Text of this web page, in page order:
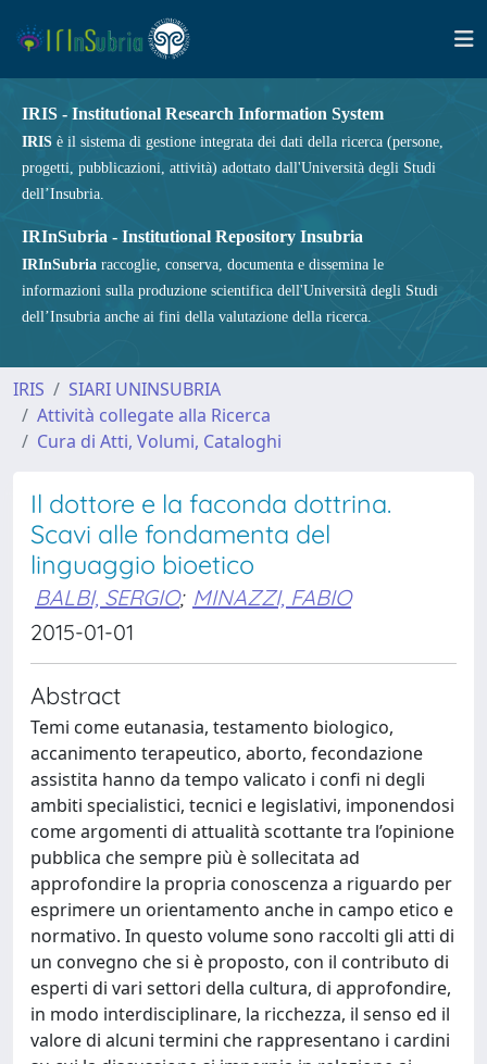
IRIS - Institutional Research Information System
IRIS è il sistema di gestione integrata dei dati della ricerca (persone,
progetti, pubblicazioni, attività) adottato dall'Università degli Studi
dell’Insubria.
IRInSubria - Institutional Repository Insubria
IRInSubria raccoglie, conserva, documenta e dissemina le
informazioni sulla produzione scientifica dell'Università degli Studi
dell’Insubria anche ai fini della valutazione della ricerca.
IRIS
SIARI UNINSUBRIA
Attività collegate alla Ricerca
Cura di Atti, Volumi, Cataloghi
Il dottore e la faconda dottrina.
Scavi alle fondamenta del
linguaggio bioetico
BALBI, SERGIO; MINAZZI, FABIO
2015-01-01
Abstract
Temi come eutanasia, testamento biologico,
accanimento terapeutico, aborto, fecondazione
assistita hanno da tempo valicato i confi ni degli
ambiti specialistici, tecnici e legislativi, imponendosi
come argomenti di attualità scottante tra l’opinione
pubblica che sempre più è sollecitata ad
approfondire la propria conoscenza a riguardo per
esprimere un orientamento anche in campo etico e
normativo. In questo volume sono raccolti gli atti di
un convegno che si è proposto, con il contributo di
esperti di vari settori della cultura, di approfondire,
in modo interdisciplinare, la ricchezza, il senso ed il
valore di alcuni termini che rappresentano i cardini